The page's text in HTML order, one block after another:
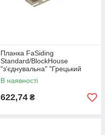
Планка FaSiding
Standard/BlockHouse
"з'єднувальна" "Грецький
горіх"
В наявності
622,74 ₴